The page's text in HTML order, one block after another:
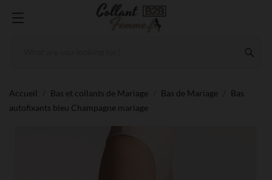
Accueil Bas et collants de Mariage Bas de Mariage
Bas
autofixants bleu Champagne mariage